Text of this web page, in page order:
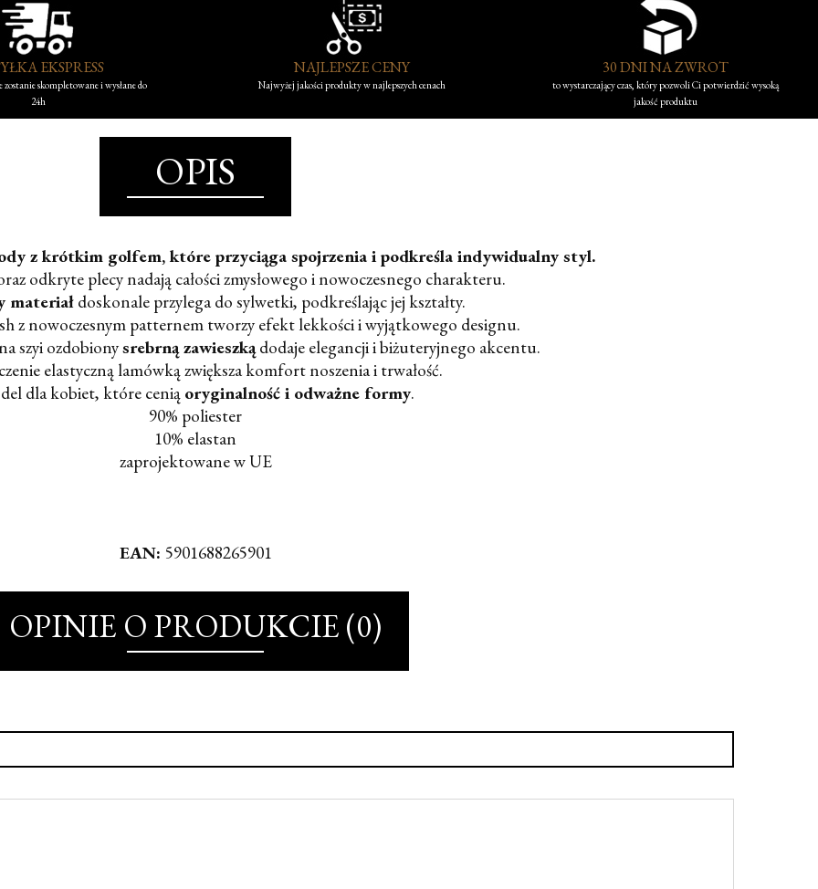
EKSPRESS
skompletowane i wysłane do
24h
NAJLEPSZE CENY
Najwyżej jakości produkty w najlepszych cenach
30 DNI NA ZWROT
to wystarczający czas, który pozwoli Ci potwierdzić wysoką
jakość produktu
OPIS
z krótkim golfem, które przyciąga spojrzenia i podkreśla indywidualny styl.
odkryte plecy nadają całości zmysłowego i nowoczesnego charakteru.
materiał doskonale przylega do sylwetki, podkreślając jej kształty.
z nowoczesnym patternem tworzy efekt lekkości i wyjątkowego designu.
szyi ozdobionysrebrną zawieszkądodaje elegancji i biżuteryjnego akcentu.
elastyczną lamówką zwiększa komfort noszenia i trwałość.
dla kobiet, które cenią oryginalność i odważne formy.
90% poliester
10% elastan
zaprojektowane w UE
EAN: 5901688265901
OPINIE O PRODUKCIE (0)